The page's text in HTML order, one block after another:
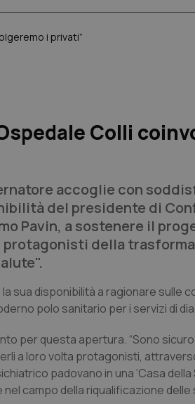
i privati”
Colli
accoglie con
del presidente di
Pavin, a sostenere il
della
sua disponibilità a ragionare sulle
polo sanitario per i servizi di
per questa apertura. “Sono
a loro volta protagonisti,
padovano in una ‘Casa della
campo della riqualificazione